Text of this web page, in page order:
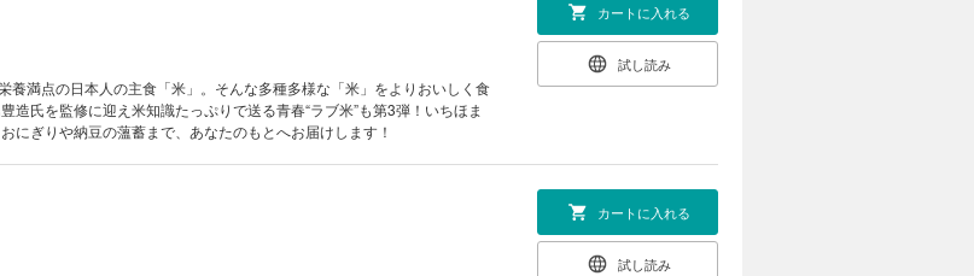
養満点の日本人の主食「米」。そんな多種多様な「米」をよりおいしく食
造氏を監修に迎え米知識たっぷりで送る青春“ラブ米”も第3弾！いちほま
にぎりや納豆の薀蓄まで、あなたのもとへお届けします！
カートに入れる
試し読み
カートに入れる
試し読み